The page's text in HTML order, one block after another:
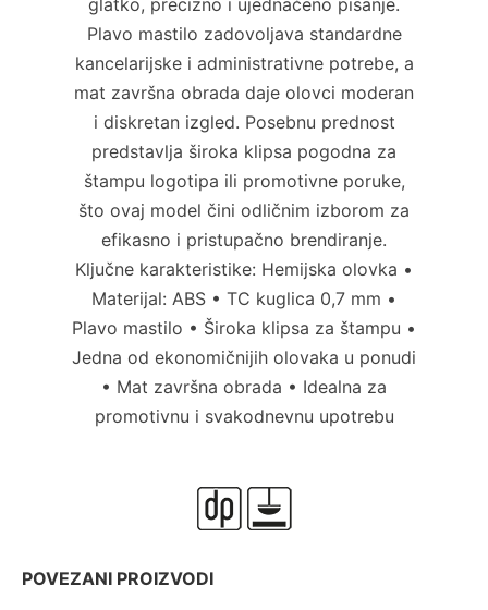
glatko, precizno i ujednačeno pisanje.
Plavo mastilo zadovoljava standardne
kancelarijske i administrativne potrebe, a
mat završna obrada daje olovci moderan
i diskretan izgled. Posebnu prednost
predstavlja široka klipsa pogodna za
štampu logotipa ili promotivne poruke,
što ovaj model čini odličnim izborom za
efikasno i pristupačno brendiranje.
Ključne karakteristike: Hemijska olovka •
Materijal: ABS • TC kuglica 0,7 mm •
Plavo mastilo • Široka klipsa za štampu •
Jedna od ekonomičnijih olovaka u ponudi
• Mat završna obrada • Idealna za
promotivnu i svakodnevnu upotrebu
POVEZANI PROIZVODI